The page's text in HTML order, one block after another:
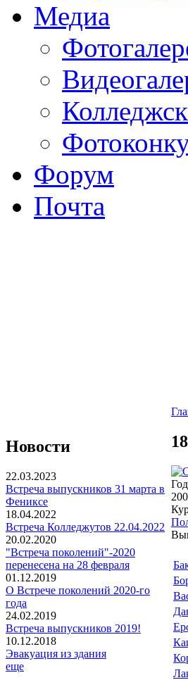
Медиа
Форум
Почта
Новости
22.03.2023
Встреча выпускников 31 марта в
Фениксе
18.04.2022
Встреча Колледжутов 22.04.2022
20.02.2020
"Встреча поколений"-2020
перенесена на 28 февраля
01.12.2019
О Встрече поколений 2020-го
года
24.02.2019
Встреча выпускников 2019!
10.12.2018
Эвакуация из здания
еще